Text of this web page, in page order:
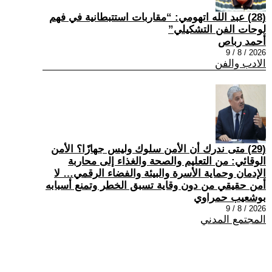
(28) عبد الله اتهومي: “مقاربات استتبطانية في فهم
لوحات الفن التشكيلي”
أحمد رباص
2026 / 8 / 9
الادب والفن
(29) متى ندرك أن الأمن سلوك وليس جهازًا؟ الأمن
الوقائي: من التعليم والصحة والغذاء إلى محاربة
الإدمان وحماية الأسرة والبيئة والفضاء الرقمي… لا
أمن حقيقي من دون وقاية تسبق الخطر وتمنع أسبابه
بوشعيب حمراوي
2026 / 8 / 9
المجتمع المدني